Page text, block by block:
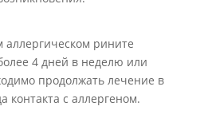
рините
4 дней в неделю или
продолжать лечение в
контакта с аллергеном.